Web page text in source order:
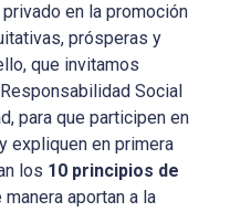
en la promoción
prósperas y
que invitamos
Social
para que participen en
expliquen en primera
los 10 principios de
manera aportan a la